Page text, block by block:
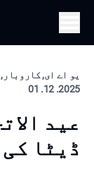
یو اے ای,
2025. 12. 01
ڈیٹا